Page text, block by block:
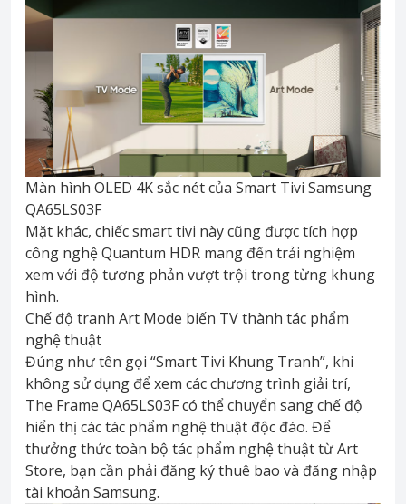
Màn hình OLED 4K sắc nét của Smart Tivi Samsung
QA65LS03F
Mặt khác, chiếc smart tivi này cũng được tích hợp
công nghệ Quantum HDR mang đến trải nghiệm
xem với độ tương phản vượt trội trong từng khung
hình.
Chế độ tranh Art Mode biến TV thành tác phẩm
nghệ thuật
Đúng như tên gọi “Smart Tivi Khung Tranh”, khi
không sử dụng để xem các chương trình giải trí,
The Frame QA65LS03F có thể chuyển sang chế độ
hiển thị các tác phẩm nghệ thuật độc đáo. Để
thưởng thức toàn bộ tác phẩm nghệ thuật từ Art
Store, bạn cần phải đăng ký thuê bao và đăng nhập
tài khoản Samsung.